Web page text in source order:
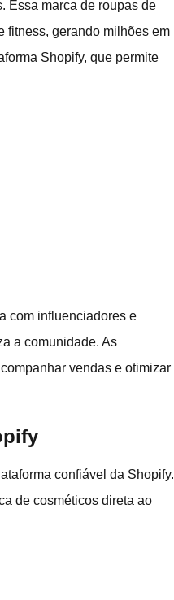
Essa marca de roupas de
fitness, gerando milhões em
Shopify, que permite
com influenciadores e
a comunidade. As
vendas e otimizar
confiável da Shopify.
de cosméticos direta ao